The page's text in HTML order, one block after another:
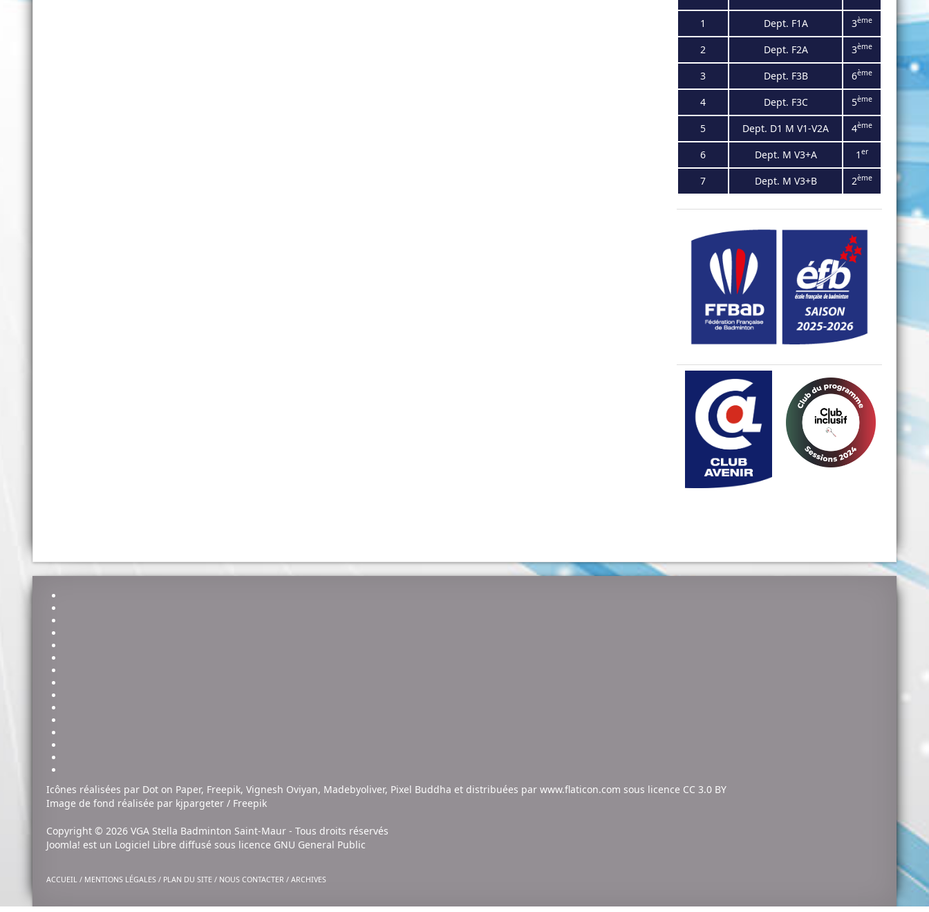
1 Dept. F1A 3ème
2 Dept. F2A 3ème
3 Dept. F3B 6ème
4 Dept. F3C 5ème
5 Dept. D1 M V1-V2A 4ème
6 Dept. M V3+A 1 er
7 Dept. M V3+B 2ème
Icônes réalisées par Dot on Paper, Freepik, Vignesh Oviyan, Madebyoliver, Pixel Buddha et distribuées par www.flaticon.com sous licence CC 3.0 BY
Image de fond réalisée par kjpargeter / Freepik
Copyright © 2026 VGA Stella Badminton Saint-Maur - Tous droits réservés
Joomla! est un Logiciel Libre diffusé sous licence GNU General Public
ACCUEIL / MENTIONS LÉGALES / PLAN DU SITE / NOUS CONTACTER / ARCHIVES